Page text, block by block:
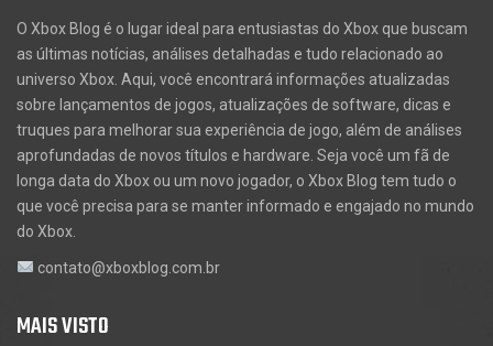
O Xbox Blog é o lugar ideal para entusiastas do Xbox que buscam
as últimas notícias, análises detalhadas e tudo relacionado ao
universo Xbox. Aqui, você encontrará informações atualizadas
sobre lançamentos de jogos, atualizações de software, dicas e
truques para melhorar sua experiência de jogo, além de análises
aprofundadas de novos títulos e hardware. Seja você um fã de
longa data do Xbox ou um novo jogador, o Xbox Blog tem tudo o
que você precisa para se manter informado e engajado no mundo
do Xbox.
contato@xboxblog.com.br
MAIS VISTO